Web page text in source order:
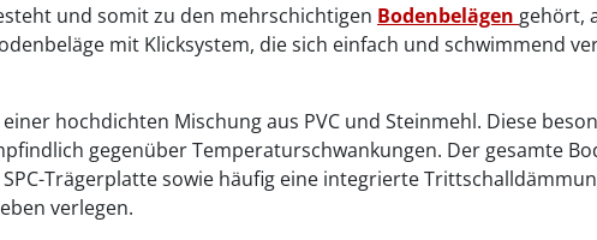
und somit zu den mehrschichtigen Bodenbelägen gehört,
mit Klicksystem, die sich einfach und schwimmend
hochdichten Mischung aus PVC und Steinmehl. Diese
gegenüber Temperaturschwankungen. Der gesamte
Trägerplatte sowie häufig eine integrierte
verlegen.